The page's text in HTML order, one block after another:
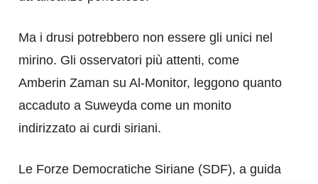
Ma i drusi potrebbero non essere gli unici nel
mirino. Gli osservatori più attenti, come
Amberin Zaman su Al-Monitor, leggono quanto
accaduto a Suweyda come un monito
indirizzato ai curdi siriani.
Le Forze Democratiche Siriane (SDF), a guida